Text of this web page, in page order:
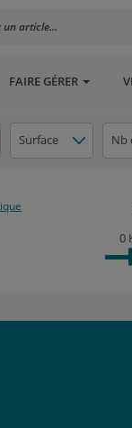
un article...
FAIRE GÉRER
Surface Nb
0